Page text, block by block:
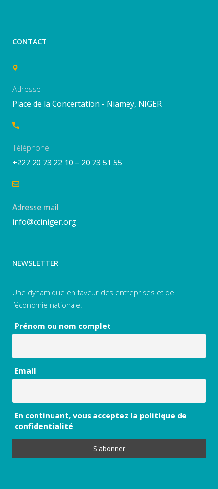
CONTACT
Adresse
Place de la Concertation - Niamey, NIGER
Téléphone
+227 20 73 22 10 – 20 73 51 55
Adresse mail
info@cciniger.org
NEWSLETTER
Une dynamique en faveur des entreprises et de
l’économie nationale.
Prénom ou nom complet
Email
En continuant, vous acceptez la politique de
confidentialité